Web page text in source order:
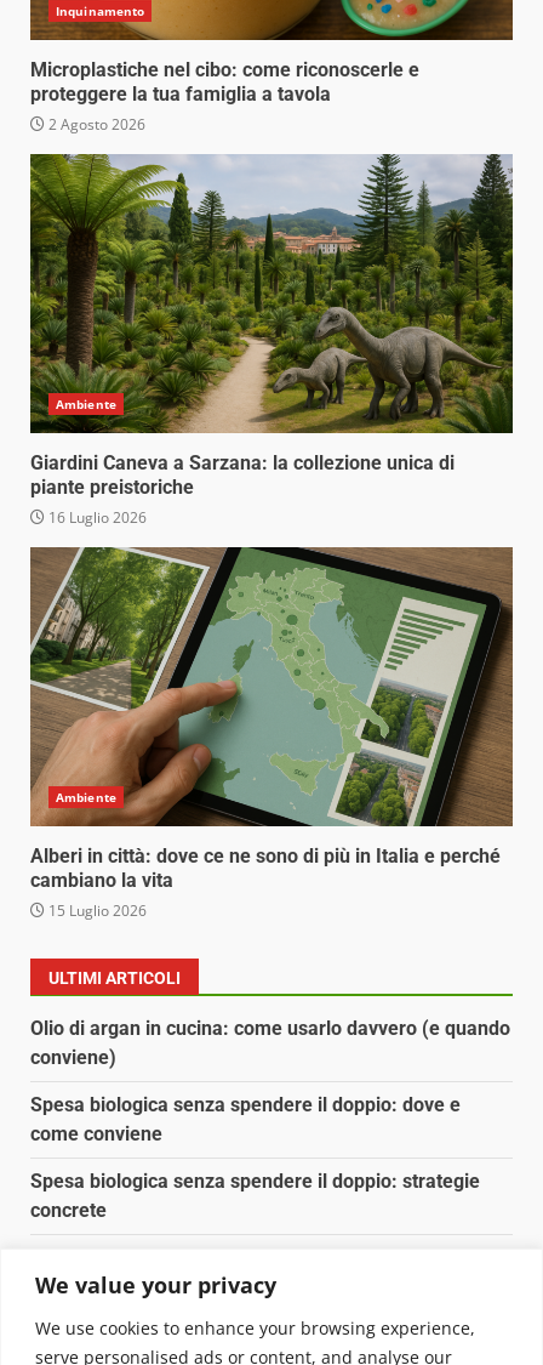
We value your privacy
We use cookies to enhance your browsing experience,
serve personalised ads or content, and analyse our
Inquinamento
Microplastiche nel cibo: come riconoscerle e
proteggere la tua famiglia a tavola
2 Agosto 2026
Ambiente
Giardini Caneva a Sarzana: la collezione unica di
piante preistoriche
16 Luglio 2026
Ambiente
Alberi in città: dove ce ne sono di più in Italia e perché
cambiano la vita
15 Luglio 2026
ULTIMI ARTICOLI
Olio di argan in cucina: come usarlo davvero (e quando
conviene)
Spesa biologica senza spendere il doppio: dove e
come conviene
Spesa biologica senza spendere il doppio: strategie
concrete
Pulizia naturale della casa: 3 ingredienti che
sostituiscono 10 prodotti chimici